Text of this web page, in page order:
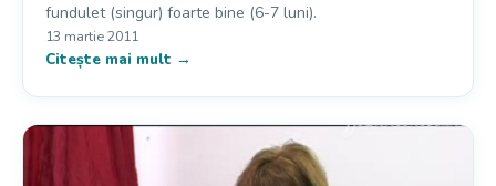
fundulet (singur) foarte bine (6-7 luni).
13 martie 2011
Citește mai mult →